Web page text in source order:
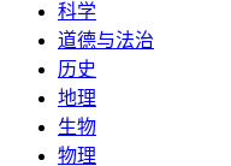
科学
道德与法治
历史
地理
生物
物理